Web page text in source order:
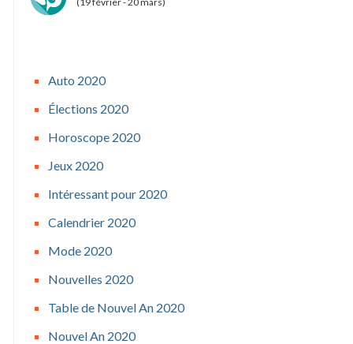
Auto 2020
Élections 2020
Horoscope 2020
Jeux 2020
Intéressant pour 2020
Calendrier 2020
Mode 2020
Nouvelles 2020
Table de Nouvel An 2020
Nouvel An 2020